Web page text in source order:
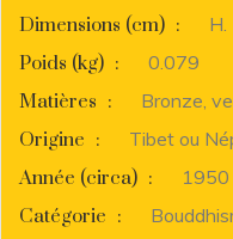
Dimensions (cm) :
H.
Poids (kg) :
0.079
Matières :
Bronze,
Origine :
Tibet ou
Année (circa) :
1950
Catégorie :